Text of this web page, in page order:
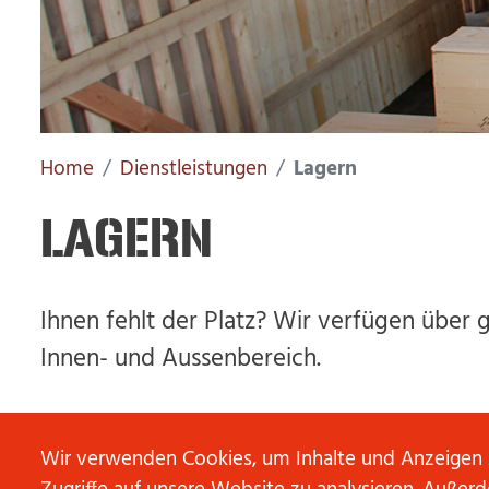
Home Dienstleistungen Lagern
LAGERN
Ihnen fehlt der Platz? Wir verfügen über
Innen- und Aussenbereich.
Rohwaren immer dann bei Ihnen an,
Wir verwenden Cookies, um Inhalte und